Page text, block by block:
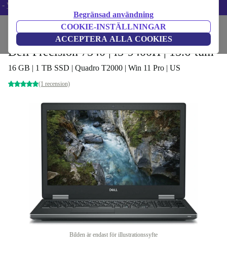
Begränsad användning
COOKIE-INSTÄLLNINGAR
ACCEPTERA ALLA COOKIES
- Villkor
Laptops Dell bärbara datorer
Dell Precision 7540 | i5-9400H | 15.6-tum
16 GB | 1 TB SSD | Quadro T2000 | Win 11 Pro | US
(1 recension)
Bilden är endast för illustrationssyfte